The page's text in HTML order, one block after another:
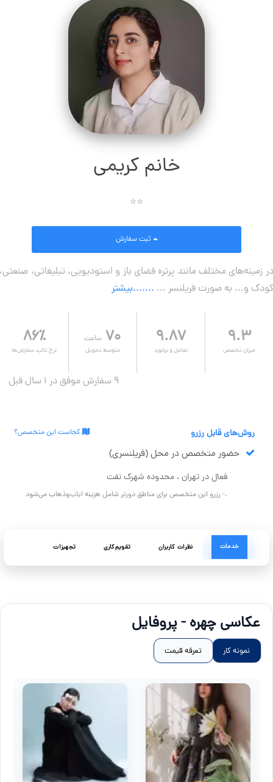
خانم کریمی
⭐⭐
در زمینه‌های مختلف مانند پرتره فضای باز و استودیویی، تبلیغاتی، صنعتی،
کودک و... به صورت فریلنسر ... .......بیشتر
۹.۳
میزان تخصص
۹.۸۷
تعامل و برخورد
۷۰ ساعت
متوسط تحویل
۸۶٪
نرخ تائید سفارش‌ها
9 سفارش موفق در ۱ سال قبل
روش‌های قابل رزرو
حضور متخصص در محل (فریلنسری)
فعال در تهران ، محدوده شهرک نفت
.- رزرو این متخصص برای مناطق دورتر شامل هزینه ایاب‌وذهاب می‌شود
کجاست این متخصص؟
خدمات نظرات کاربران تقویم‌کاری تجهیزات
عکاسی چهره - پروفایل
نمونه کار تعرفه قیمت